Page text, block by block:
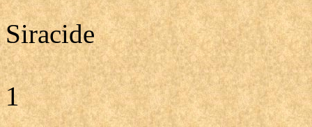
Siracide
1